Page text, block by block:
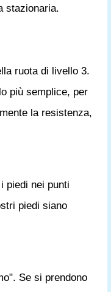
stazionaria.
ruota di livello 3.
più semplice, per
la resistenza,
piedi nei punti
piedi siano
Se si prendono